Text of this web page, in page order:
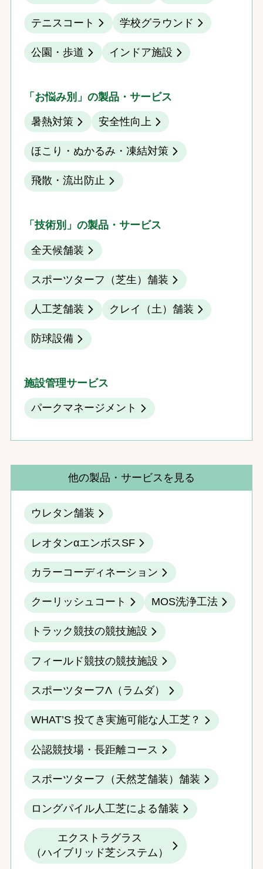
テニスコート 学校グラウンド
公園・歩道 インドア施設
「お悩み別」の製品・サービス
暑熱対策 安全性向上
ほこり・ぬかるみ・凍結対策
飛散・流出防止
「技術別」の製品・サービス
全天候舗装
スポーツターフ（芝生）舗装
人工芝舗装 クレイ（土）舗装
防球設備
施設管理サービス
パークマネージメント
他の製品・サービスを見る
ウレタン舗装
レオタンαエンボスSF
カラーコーディネーション
クーリッシュコート MOS洗浄工法
トラック競技の競技施設
フィールド競技の競技施設
スポーツターフΛ（ラムダ）
WHAT’S 投てき実施可能な人工芝？
公認競技場・長距離コース
スポーツターフ（天然芝舗装）舗装
ロングパイル人工芝による舗装
エクストラグラス
（ハイブリッド芝システム）